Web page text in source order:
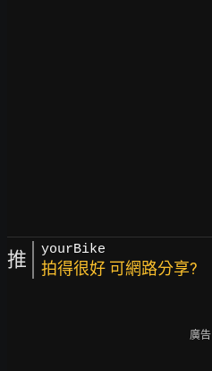
推 yourBike
拍得很好 可網路分享?
廣告